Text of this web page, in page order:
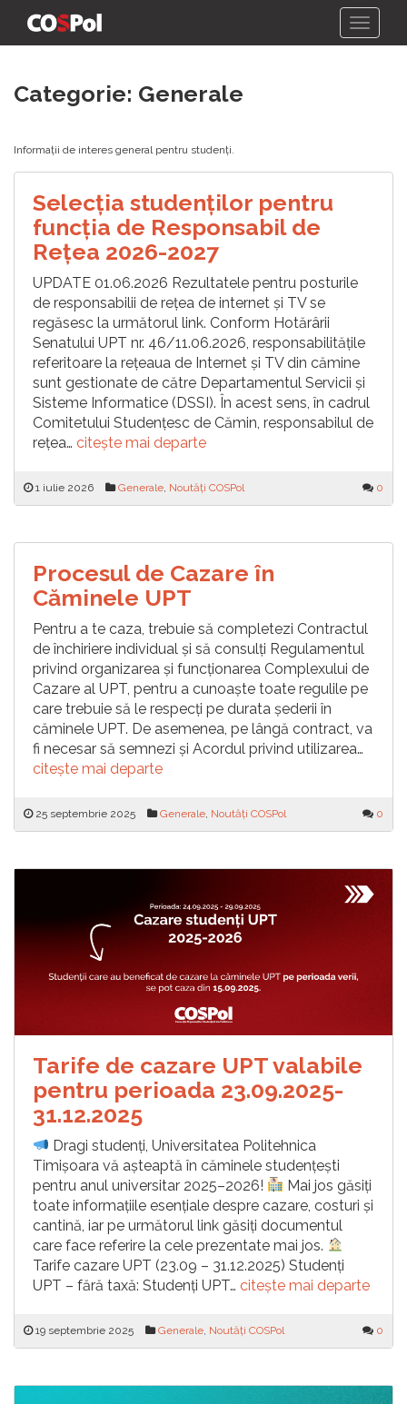
Categorie: Generale
Informații de interes general pentru studenți.
Selecția studenților pentru
funcția de Responsabil de
Reţea 2026-2027
UPDATE 01.06.2026 Rezultatele pentru posturile
de responsabilii de rețea de internet și TV se
regăsesc la următorul link. Conform Hotărârii
Senatului UPT nr. 46/11.06.2026, responsabilitățile
referitoare la rețeaua de Internet și TV din cămine
sunt gestionate de către Departamentul Servicii și
Sisteme Informatice (DSSI). În acest sens, în cadrul
Comitetului Studențesc de Cămin, responsabilul de
rețea… citește mai departe
1 iulie 2026 Generale, Noutăți COSPol 0
Procesul de Cazare în
Căminele UPT
Pentru a te caza, trebuie să completezi Contractul
de închiriere individual și să consulți Regulamentul
privind organizarea și funcționarea Complexului de
Cazare al UPT, pentru a cunoaște toate regulile pe
care trebuie să le respecți pe durata șederii în
căminele UPT. De asemenea, pe lângă contract, va
fi necesar să semnezi și Acordul privind utilizarea…
citește mai departe
25 septembrie 2025 Generale, Noutăți COSPol 0
Tarife de cazare UPT valabile
pentru perioada 23.09.2025-
31.12.2025
Dragi studenți, Universitatea Politehnica
Timișoara vă așteaptă în căminele studențești
pentru anul universitar 2025–2026!
Mai jos găsiți
toate informațiile esențiale despre cazare, costuri și
cantină, iar pe următorul link găsiți documentul
care face referire la cele prezentate mai jos.
Tarife cazare UPT (23.09 – 31.12.2025) Studenți
UPT – fără taxă: Studenți UPT… citește mai departe
19 septembrie 2025 Generale Noutăți COSPol 0